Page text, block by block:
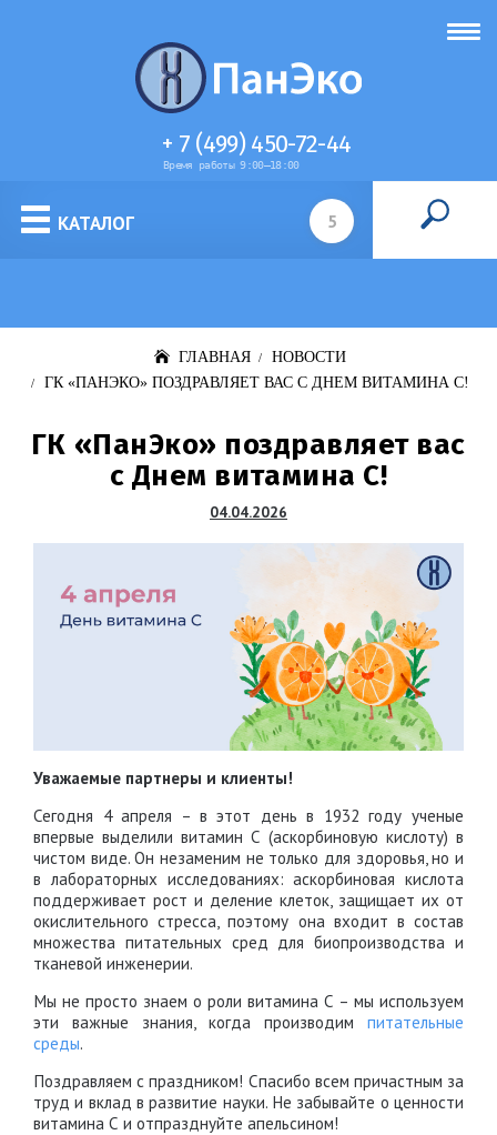
+ 7 (499) 450-72-44
Время работы 9:00–18:00
КАТАЛОГ
ГЛАВНАЯ
НОВОСТИ
ГК «ПАНЭКО» ПОЗДРАВЛЯЕТ ВАС С ДНЕМ ВИТАМИНА С!
ГК «ПанЭко» поздравляет вас
с Днем витамина С!
04.04.2026
Уважаемые партнеры и клиенты!
Сегодня 4 апреля – в этот день в 1932 году ученые
впервые выделили витамин С (аскорбиновую кислоту) в
чистом виде. Он незаменим не только для здоровья, но и
в лабораторных исследованиях: аскорбиновая кислота
поддерживает рост и деление клеток, защищает их от
окислительного стресса, поэтому она входит в состав
множества питательных сред для биопроизводства и
тканевой инженерии.
Мы не просто знаем о роли витамина С – мы используем
эти важные знания, когда производим питательные
среды.
Поздравляем с праздником! Спасибо всем причастным за
труд и вклад в развитие науки. Не забывайте о ценности
витамина С и отпразднуйте апельсином!